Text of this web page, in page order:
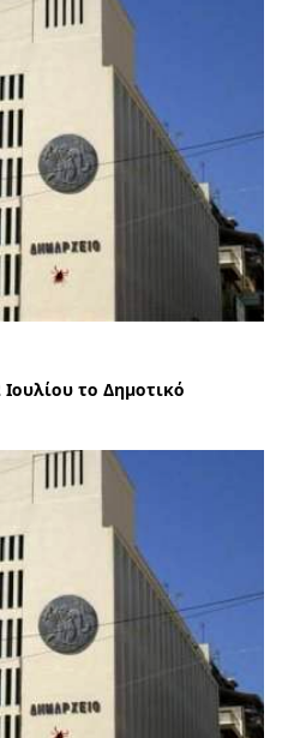
το Δημοτικό